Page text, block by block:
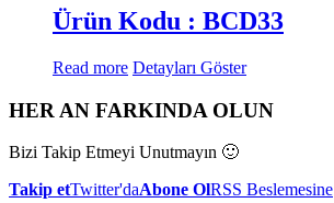
Ürün Kodu : BCD33
Read more Detayları Göster
HER AN FARKINDA OLUN
Bizi Takip Etmeyi Unutmayın 🙂
Takip etTwitter'daAbone OlRSS Beslemesine